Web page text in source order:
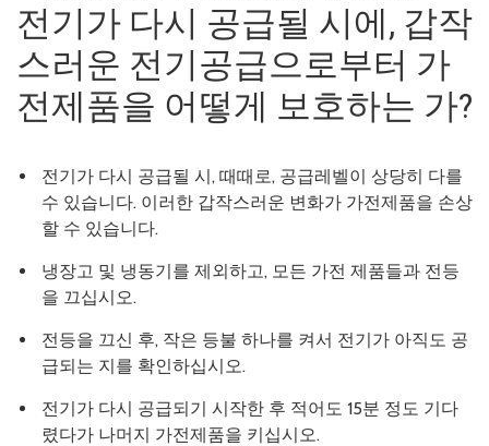
전기가 다시 공급될 시에, 갑작
스러운 전기공급으로부터 가
전제품을 어떻게 보호하는 가?
전기가 다시 공급될 시, 때때로, 공급레벨이 상당히 다를
수 있습니다. 이러한 갑작스러운 변화가 가전제품을 손상
할 수 있습니다.
냉장고 및 냉동기를 제외하고, 모든 가전 제품들과 전등
을 끄십시오.
전등을 끄신 후, 작은 등불 하나를 켜서 전기가 아직도 공
급되는 지를 확인하십시오.
전기가 다시 공급되기 시작한 후 적어도 15분 정도 기다
렸다가 나머지 가전제품을 키십시오.